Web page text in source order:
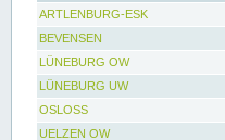
ARTLENBURG-ESK
BEVENSEN
LÜNEBURG OW
LÜNEBURG UW
OSLOSS
UELZEN OW